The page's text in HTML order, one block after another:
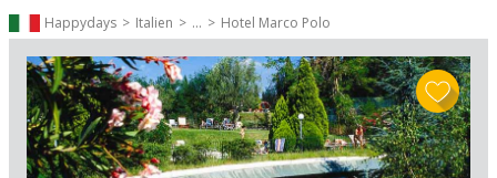
Gillar du vin har du också en fin utgångspunkt
för att göra utflykter till några av vingårdarna i
området, exempelvis till vindistriktet Valpolicella
där det klassiska Amaronevinet tillverkas. En
båttur på Gardasjön är också ett måste när du
bor vid denna legendariska sjö: Det kan
Happydays Italien ... Hotel Marco Polo